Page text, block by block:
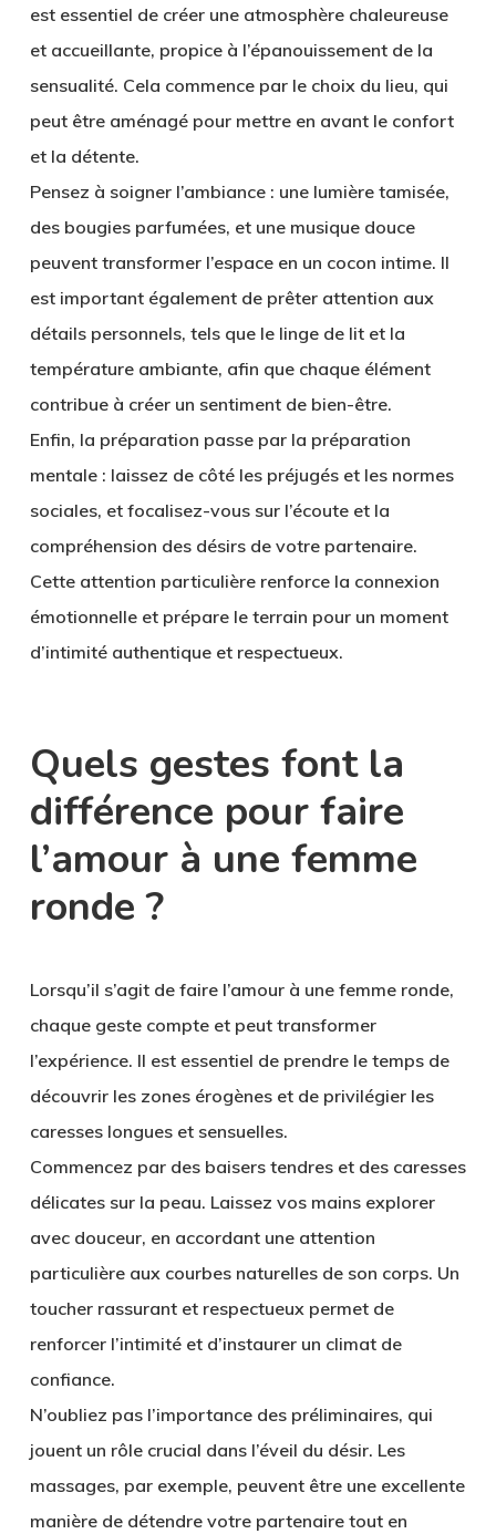
est essentiel de créer une atmosphère chaleureuse
et accueillante, propice à l’épanouissement de la
sensualité. Cela commence par le choix du lieu, qui
peut être aménagé pour mettre en avant le confort
et la détente.
Pensez à soigner l’ambiance : une lumière tamisée,
des bougies parfumées, et une musique douce
peuvent transformer l’espace en un cocon intime. Il
est important également de prêter attention aux
détails personnels, tels que le linge de lit et la
température ambiante, afin que chaque élément
contribue à créer un sentiment de bien-être.
Enfin, la préparation passe par la préparation
mentale : laissez de côté les préjugés et les normes
sociales, et focalisez-vous sur l’écoute et la
compréhension des désirs de votre partenaire.
Cette attention particulière renforce la connexion
émotionnelle et prépare le terrain pour un moment
d’intimité authentique et respectueux.
Quels gestes font la
différence pour faire
l’amour à une femme
ronde ?
Lorsqu’il s’agit de faire l’amour à une femme ronde,
chaque geste compte et peut transformer
l’expérience. Il est essentiel de prendre le temps de
découvrir les zones érogènes et de privilégier les
caresses longues et sensuelles.
Commencez par des baisers tendres et des caresses
délicates sur la peau. Laissez vos mains explorer
avec douceur, en accordant une attention
particulière aux courbes naturelles de son corps. Un
toucher rassurant et respectueux permet de
renforcer l’intimité et d’instaurer un climat de
confiance.
N’oubliez pas l’importance des préliminaires, qui
jouent un rôle crucial dans l’éveil du désir. Les
massages, par exemple, peuvent être une excellente
manière de détendre votre partenaire tout en